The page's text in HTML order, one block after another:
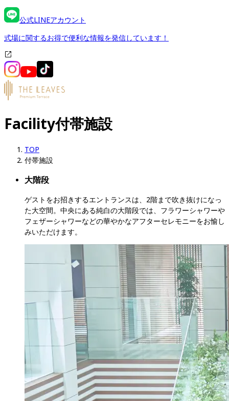
公式LINEアカウント
式場に関するお得で便利な情報を発信しています！
Facility付帯施設
TOP
付帯施設
大階段
ゲストをお招きするエントランスは、2階まで吹き抜けになっ
た大空間。中央にある純白の大階段では、フラワーシャワーや
フェザーシャワーなどの華やかなアフターセレモニーをお愉し
みいただけます。